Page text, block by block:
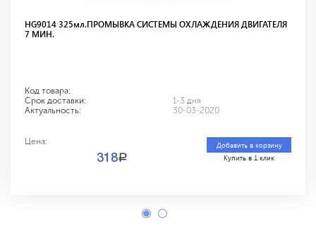
HG9014 325мл.ПРОМЫВКА СИСТЕМЫ ОХЛАЖДЕНИЯ ДВИГАТЕЛЯ
7 МИН.
Код товара:
Срок доставки:
1-3 дня
Актуальность:
30-03-2020
Цена:
318a
Добавить в корзину
Купить в 1 клик